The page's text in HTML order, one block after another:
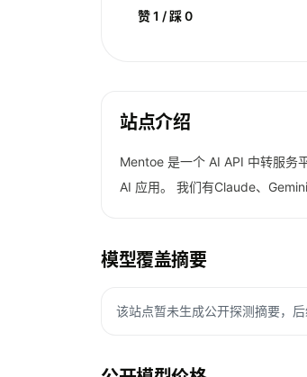
赞 1 / 踩 0
站点介绍
Mentoe 是一个 AI API 中转服务
AI 应用。 我们有Claude、
模型覆盖摘要
该站点暂未生成公开探测摘要，